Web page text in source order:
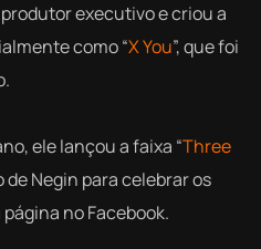
executivo e criou a
como “X You”, que foi
ele lançou a faixa “Three
de Negin para celebrar os
no Facebook.